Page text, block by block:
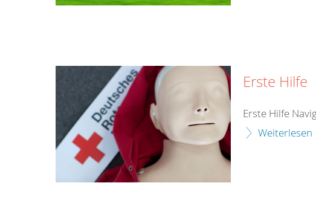
Erste Hilfe
Erste Hilfe
Weiterlesen